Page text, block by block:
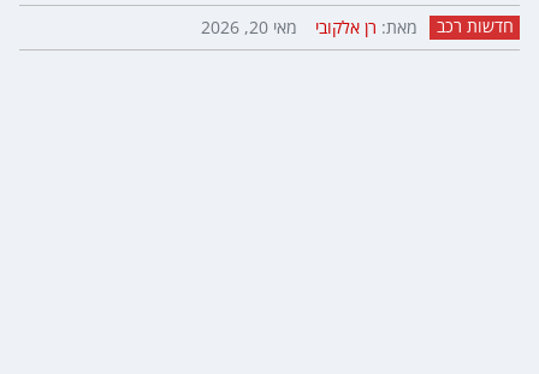
חדשות רכב מאת: רן אלקובי מאי 20, 2026